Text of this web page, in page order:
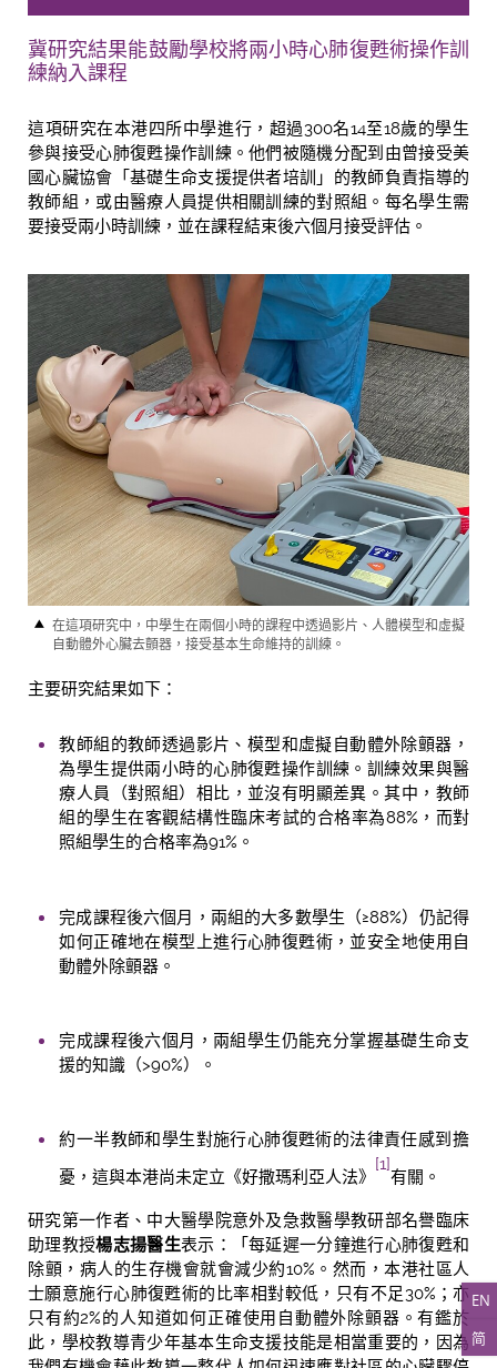
EN
简
冀研究結果能鼓勵學校將兩小時心肺復甦術操作訓
練納入課程
這項研究在本港四所中學進行，超過300名14至18歲的學生
參與接受心肺復甦操作訓練。他們被隨機分配到由曾接受美
國心臟協會「基礎生命支援提供者培訓」的教師負責指導的
教師組，或由醫療人員提供相關訓練的對照組。每名學生需
要接受兩小時訓練，並在課程結束後六個月接受評估。
在這項研究中，中學生在兩個小時的課程中透過影片、人體模型和虛擬
自動體外心臟去顫器，接受基本生命維持的訓練。
主要研究結果如下：
教師組的教師透過影片、模型和虛擬自動體外除顫器，
為學生提供兩小時的心肺復甦操作訓練。訓練效果與醫
療人員（對照組）相比，並沒有明顯差異。其中，教師
組的學生在客觀結構性臨床考試的合格率為88%，而對
照組學生的合格率為91%。
完成課程後六個月，兩組的大多數學生（≥88%）仍記得
如何正確地在模型上進行心肺復甦術，並安全地使用自
動體外除顫器。
完成課程後六個月，兩組學生仍能充分掌握基礎生命支
援的知識（>90%）。
約一半教師和學生對施行心肺復甦術的法律責任感到擔
憂，這與本港尚未定立《好撒瑪利亞人法》
[1]
有關。
研究第一作者、中大醫學院意外及急救醫學教研部名譽臨床
助理教授楊志揚醫生表示：「每延遲一分鐘進行心肺復甦和
除顫，病人的生存機會就會減少約10%。然而，本港社區人
士願意施行心肺復甦術的比率相對較低，只有不足30%；亦
只有約2%的人知道如何正確使用自動體外除顫器。有鑑於
此，學校教導青少年基本生命支援技能是相當重要的，因為